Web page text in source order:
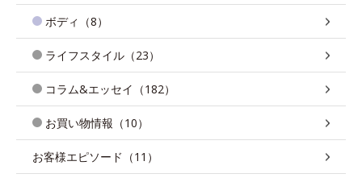
ボディ（8）
ライフスタイル（23）
コラム&エッセイ（182）
お買い物情報（10）
お客様エピソード（11）